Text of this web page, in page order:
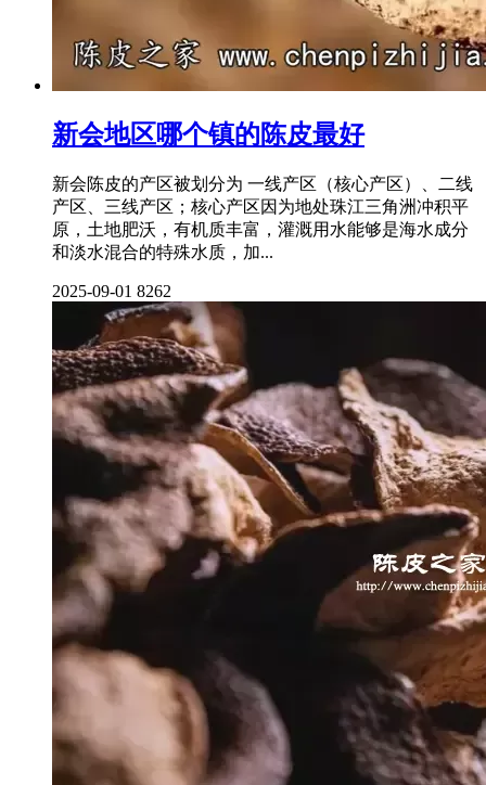
新会地区哪个镇的陈皮最好
新会陈皮的产区被划分为 一线产区（核心产区）、二线
产区、三线产区；核心产区因为地处珠江三角洲冲积平
原，土地肥沃，有机质丰富，灌溉用水能够是海水成分
和淡水混合的特殊水质，加...
2025-09-01 8262